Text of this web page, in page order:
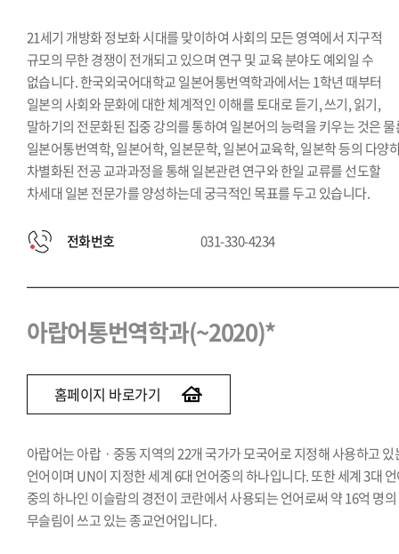
21세기 개방화 정보화 시대를 맞이하여 사회의 모든 영역에서 지구적
규모의 무한 경쟁이 전개되고 있으며 연구 및 교육 분야도 예외일 수
없습니다. 한국외국어대학교 일본어통번역학과에서는 1학년 때부터
일본의 사회와 문화에 대한 체계적인 이해를 토대로 듣기, 쓰기, 읽기,
말하기의 전문화된 집중 강의를 통하여 일본어의 능력을 키우는 것은
일본어통번역학, 일본어학, 일본문학, 일본어교육학, 일본학 등의 다양
차별화된 전공 교과과정을 통해 일본관련 연구와 한일 교류를 선도할
차세대 일본 전문가를 양성하는데 궁극적인 목표를 두고 있습니다.
전화번호 031-330-4234
아랍어통번역학과(~2020)*
홈페이지 바로가기
아랍어는 아랍ㆍ중동 지역의 22개 국가가 모국어로 지정해 사용하고 있
언어이며 UN이 지정한 세계 6대 언어중의 하나입니다. 또한 세계 3대
중의 하나인 이슬람의 경전이 코란에서 사용되는 언어로써 약 16억 명의
무슬림이 쓰고 있는 종교언어입니다.